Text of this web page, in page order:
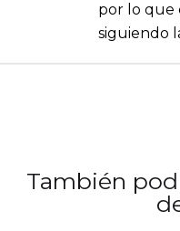
por lo que
siguiendo
También